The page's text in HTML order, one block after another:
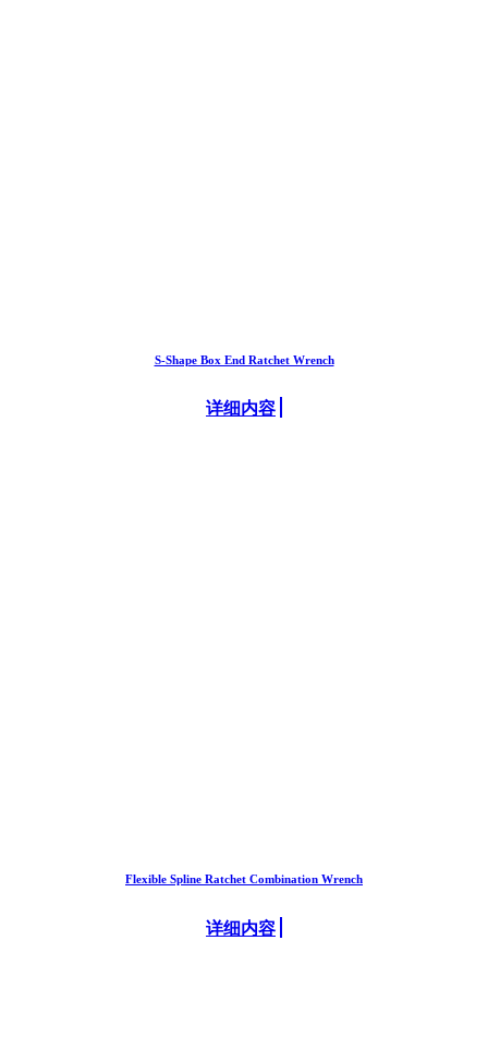
S-Shape Box End Ratchet Wrench
详细内容
Flexible Spline Ratchet Combination Wrench
详细内容